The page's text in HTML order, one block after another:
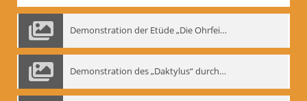
Demonstration der Etüde „Die Ohrfeige“
Demonstration des „Daktylus“ durch Gennadij Nikolajewitsch Bogdanow, Berlin 1991